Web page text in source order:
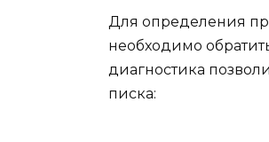
Для определения
необходимо
диагностика
писка: